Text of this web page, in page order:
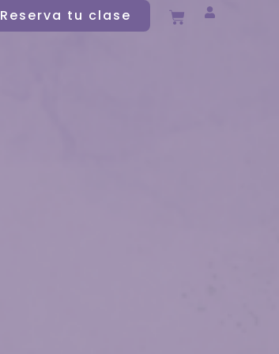
Reserva tu clase